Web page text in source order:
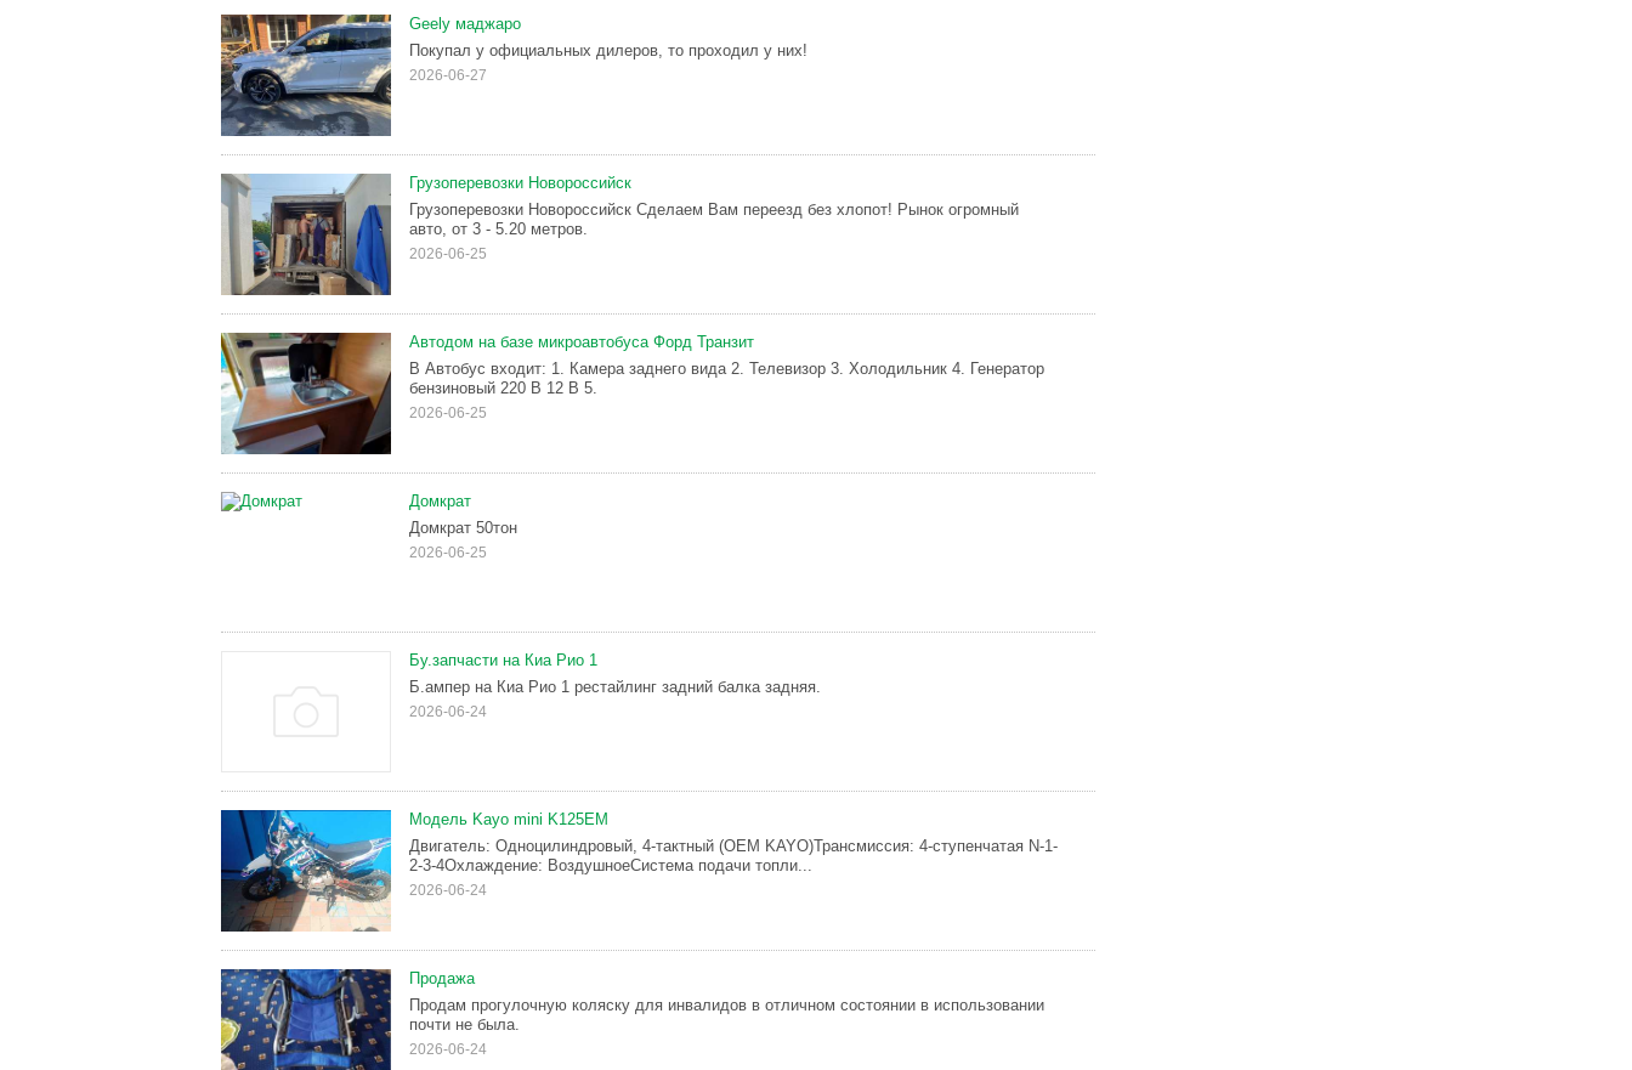
Geely маджаро
Покупал у официальных дилеров, то проходил у них!
2026-06-27
Грузоперевозки Новороссийск
Грузоперевозки Новороссийск Сделаем Вам переезд без хлопот! Рынок огромный
авто, от 3 - 5.20 метров.
2026-06-25
Автодом на базе микроавтобуса Форд Транзит
В Автобус входит: 1. Камера заднего вида 2. Телевизор 3. Холодильник 4. Генератор
бензиновый 220 В 12 В 5.
2026-06-25
Домкрат
Домкрат 50тон
2026-06-25
Бу.запчасти на Киа Рио 1
Б.ампер на Киа Рио 1 рестайлинг задний балка задняя.
2026-06-24
Модель Kayo mini K125EM
Двигатель: Одноцилиндровый, 4-тактный (OEM KAYO)Трансмиссия: 4-ступенчатая N-1-
2-3-4Охлаждение: ВоздушноеСистема подачи топли...
2026-06-24
Продажа
Продам прогулочную коляску для инвалидов в отличном состоянии в использовании
почти не была.
2026-06-24